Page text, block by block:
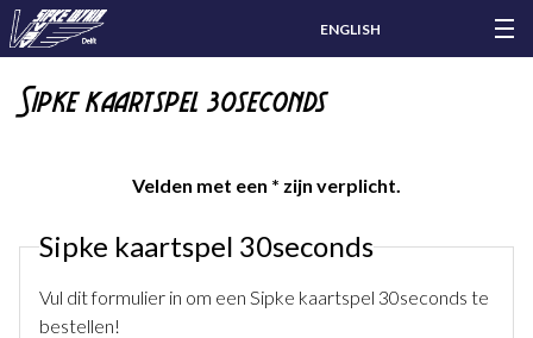
ENGLISH
Sipke kaartspel 30seconds
Velden met een * zijn verplicht.
Sipke kaartspel 30seconds
Vul dit formulier in om een Sipke kaartspel 30seconds te
bestellen!